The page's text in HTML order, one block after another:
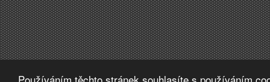
Používáním těchto stránek souhlasíte s používáním